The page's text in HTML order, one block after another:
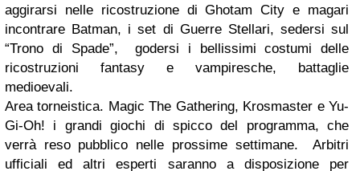
aggirarsi nelle ricostruzione di Ghotam City e magari
incontrare Batman, i set di Guerre Stellari, sedersi sul
“Trono di Spade”, godersi i bellissimi costumi delle
ricostruzioni fantasy e vampiresche, battaglie
medioevali.
Area torneistica. Magic The Gathering, Krosmaster e Yu-
Gi-Oh! i grandi giochi di spicco del programma, che
verrà reso pubblico nelle prossime settimane. Arbitri
ufficiali ed altri esperti saranno a disposizione per